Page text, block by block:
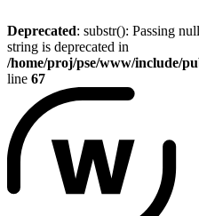
Deprecated: substr(): Passing
string is deprecated in
/home/proj/pse/www/include/
line 67